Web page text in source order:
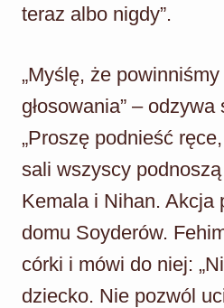
teraz albo nigdy”.
„Myślę, że
głosowania” –
„Proszę podnieść
sali wszyscy
Kemala i Nihan. Akcja
domu Soyderów.
córki i mówi do niej:
dziecko. Nie pozwól